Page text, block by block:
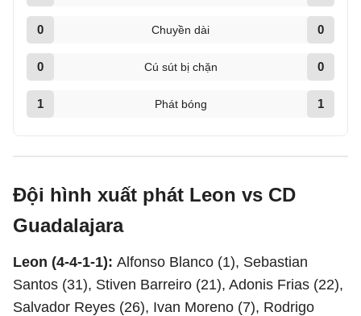
0 Chuyền dài 0
0 Cú sút bị chặn 0
1 Phát bóng 1
Đội hình xuất phát Leon vs CD
Guadalajara
Leon (4-4-1-1): Alfonso Blanco (1), Sebastian
Santos (31), Stiven Barreiro (21), Adonis Frias (22),
Salvador Reyes (26), Ivan Moreno (7), Rodrigo